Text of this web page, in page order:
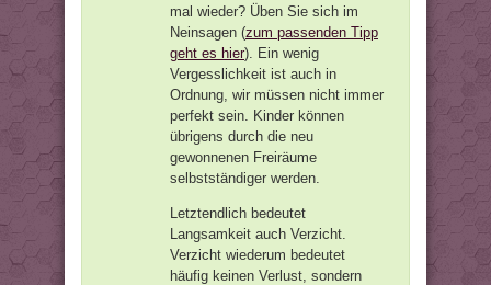
mal wieder? Üben Sie sich im
Neinsagen (zum passenden Tipp
geht es hier). Ein wenig
Vergesslichkeit ist auch in
Ordnung, wir müssen nicht immer
perfekt sein. Kinder können
übrigens durch die neu
gewonnenen Freiräume
selbstständiger werden.
Letztendlich bedeutet
Langsamkeit auch Verzicht.
Verzicht wiederum bedeutet
häufig keinen Verlust, sondern